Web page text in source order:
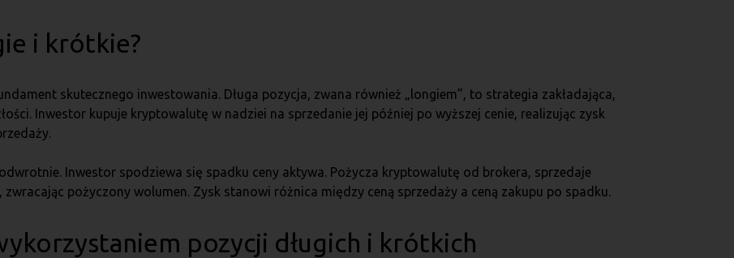
i krótkie?
skutecznego inwestowania. Długa pozycja, zwana również „longiem”, to strategia zakładająca,
Inwestor kupuje kryptowalutę w nadziei na sprzedanie jej później po wyższej cenie, realizując zysk
Inwestor spodziewa się spadku ceny aktywa. Pożycza kryptowalutę od brokera, sprzedaje
pożyczony wolumen. Zysk stanowi różnica między ceną sprzedaży a ceną zakupu po spadku.
pozycji długich i krótkich